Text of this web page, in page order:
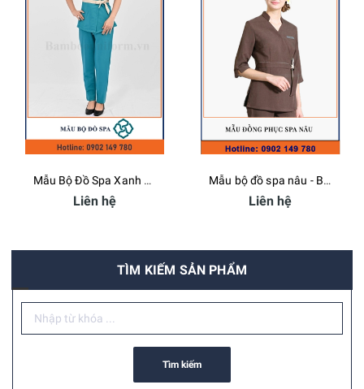
Mẫu Bộ Đồ Spa Xanh Dương - Bamboo Uniform
Liên hệ
Mẫu bộ đồ spa nâu - Bamboo Uniform
Liên hệ
TÌM KIẾM SẢN PHẨM
Tìm kiếm